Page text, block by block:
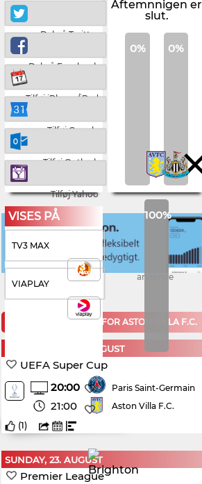
Del på Twitter
Del på Facebook
Tilføj iPhone/iPad
Tilføj Google
Tilføj Outlook
Tilføj Yahoo
Aftemnnigen er
slut.
0% 0%
100%
VISES PÅ
TV3 MAX
VIAPLAY
annonce
KOMMENDE KAMPE FOR ASTON VILLA F.C.
WEDNESDAY, 12. AUGUST
UEFA Super Cup
20:00
21:00
Paris Saint-Germain
Aston Villa F.C.
(1)
SUNDAY, 23. AUGUST
Premier League